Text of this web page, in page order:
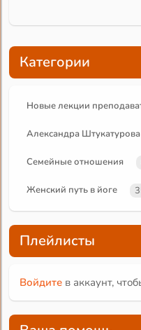
Категории
Новые лекции
Александра Штукатурова
Семейные отношения
Женский путь в йоге
Плейлисты
Войдите в аккаунт,